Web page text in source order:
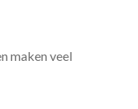
maken veel